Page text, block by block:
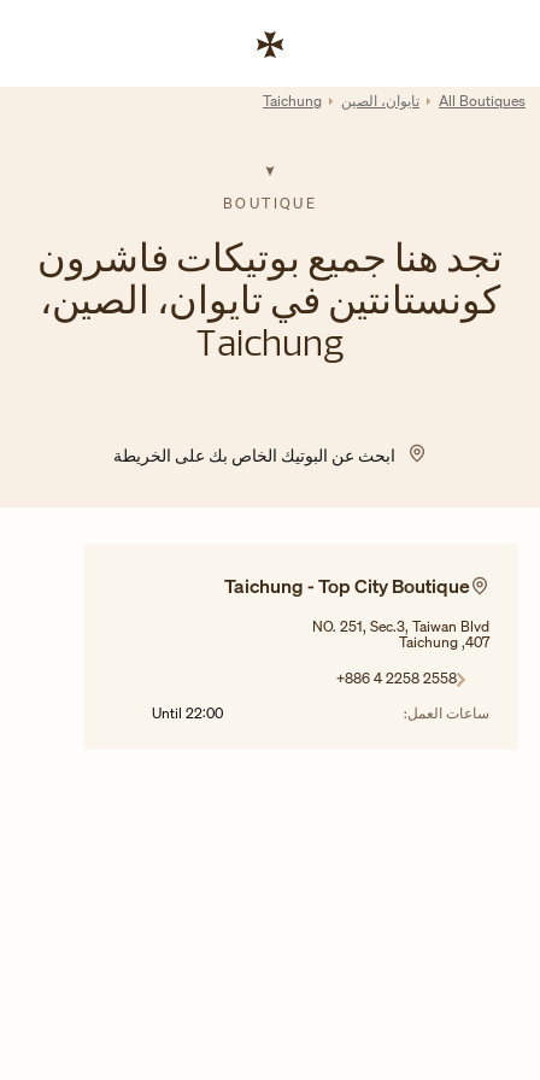
Return to Nav
All Boutiques تايوان، الصين Taichung
BOUTIQUE
تجد هنا جميع بوتيكات فاشرون
كونستانتين في تايوان، الصين،
Taichung
ابحث عن البوتيك الخاص بك على الخريطة
Taichung - Top City Boutique
NO. 251, Sec.3, Taiwan Blvd
407, Taichung
+886 4 2258 2558
ساعات العمل:
Until 22:00